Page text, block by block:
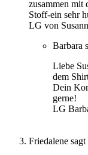
zusammen mit
Stoff-ein sehr
LG von
Barbara
Liebe
dem
Dein
gerne!
LG
Friedalene sagt